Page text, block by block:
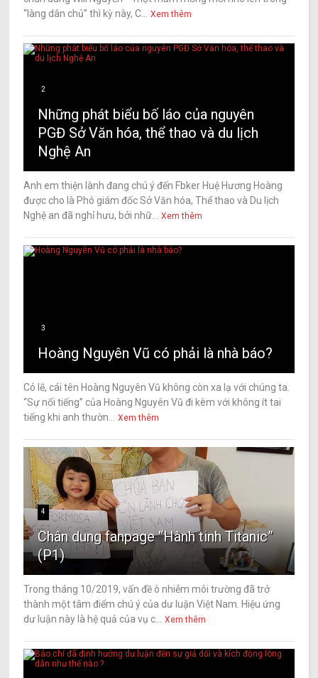
“làng dân chủ” thì kỳ này, C...
Xem thêm
2
Những phát biểu bố láo của nguyên
PGĐ Sở Văn hóa, thể thao và du lịch
Nghệ An
Anh em thiện lành đang chú ý đến Fbker Huệ Hương Hoàng
được cho là Phó giám đốc Sở Văn hóa, Thể thao và Du lịch
Nghệ an đã nghỉ hưu, bởi nhữ...
Xem thêm
3
Hoàng Nguyên Vũ có phải là nhà báo?
Có lẽ, cái tên Hoàng Nguyên Vũ không còn xa lạ với chúng ta.
“Sự nổi tiếng” của Hoàng Nguyên Vũ đi kèm với không ít tai
tiếng khi anh thườn...
Xem thêm
4
Chân dung fanpage “Hành tinh Titanic”
(P1)
Trong tháng 10/2019, vấn đề ô nhiễm môi trường đã trở
thành một tâm điểm chú ý của dư luận Việt Nam. Hiệu ứng
dư luận này là hệ quả của vụ c...
Xem thêm